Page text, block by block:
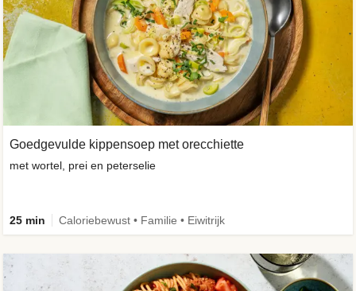
Goedgevulde kippensoep met orecchiette
met wortel, prei en peterselie
25 min Caloriebewust • Familie • Eiwitrijk